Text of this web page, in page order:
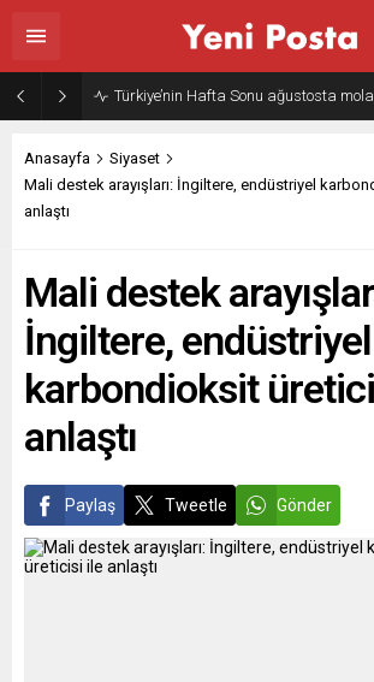
Türkiye’nin Hafta Sonu ağustosta
Anasayfa
Siyaset
Mali destek arayışları: İngiltere, endüstriyel
anlaştı
Mali destek
İngiltere, endüstriyel
karbondioksit
anlaştı
Paylaş Tweetle Gönder